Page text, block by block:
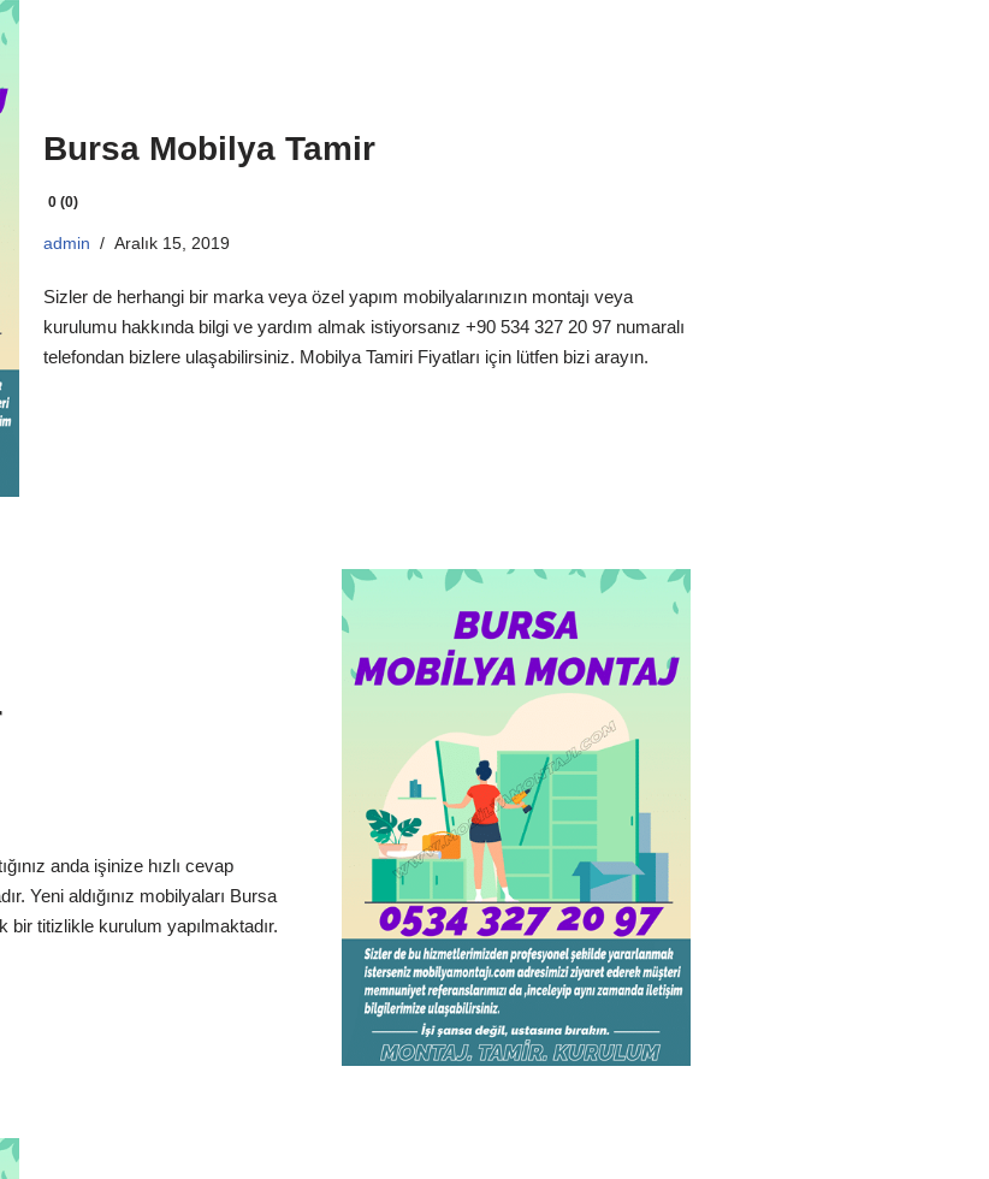
Bursa Mobilya Tamir
0 (0)
admin Aralık 15, 2019
Sizler de herhangi bir marka veya özel yapım mobilyalarınızın montajı veya
kurulumu hakkında bilgi ve yardım almak istiyorsanız +90 534 327 20 97 numaralı
telefondan bizlere ulaşabilirsiniz. Mobilya Tamiri Fiyatları için lütfen bizi arayın.
anda işinize hızlı cevap
Yeni aldığınız mobilyaları Bursa
bir titizlikle kurulum yapılmaktadır.